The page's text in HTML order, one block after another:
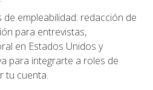
empleabilidad: redacción de
para entrevistas,
en Estados Unidos y
para integrarte a roles de
tu cuenta.